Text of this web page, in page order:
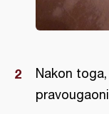
Nakon